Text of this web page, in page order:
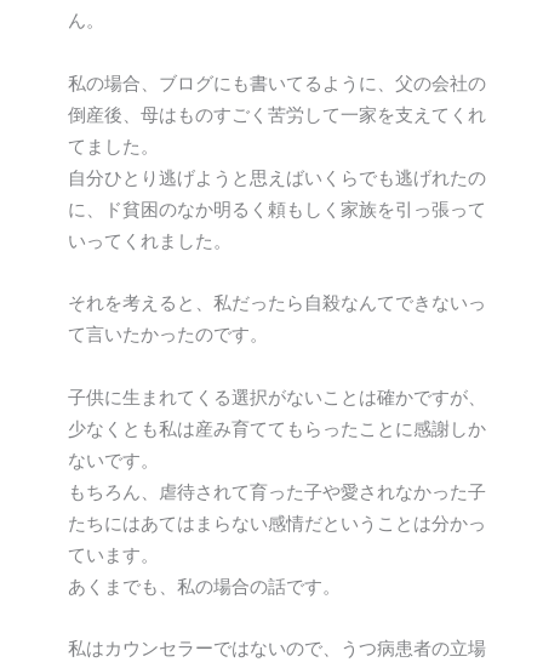
ん。
私の場合、ブログにも書いてるように、父の会社の
倒産後、母はものすごく苦労して一家を支えてくれ
てました。
自分ひとり逃げようと思えばいくらでも逃げれたの
に、ド貧困のなか明るく頼もしく家族を引っ張って
いってくれました。
それを考えると、私だったら自殺なんてできないっ
て言いたかったのです。
子供に生まれてくる選択がないことは確かですが、
少なくとも私は産み育ててもらったことに感謝しか
ないです。
もちろん、虐待されて育った子や愛されなかった子
たちにはあてはまらない感情だということは分かっ
ています。
あくまでも、私の場合の話です。
私はカウンセラーではないので、うつ病患者の立場